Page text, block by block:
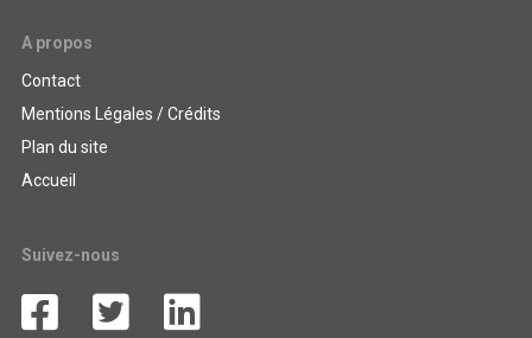
A propos
Contact
Mentions Légales / Crédits
Plan du site
Accueil
Suivez-nous